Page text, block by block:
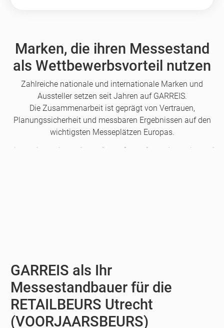
Marken, die ihren Messestand
als Wettbewerbsvorteil nutzen
Zahlreiche nationale und internationale Marken und
Aussteller setzen seit Jahren auf GARREIS.
Die Zusammenarbeit ist geprägt von Vertrauen,
Planungssicherheit und messbaren Ergebnissen auf den
wichtigsten Messeplätzen Europas.
GARREIS als Ihr
Messestandbauer für die
RETAILBEURS Utrecht
(VOORJAARSBEURS)